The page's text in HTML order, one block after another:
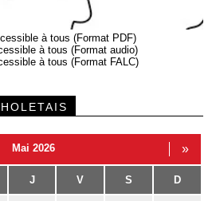
à tous (Format PDF)
à tous (Format audio)
à tous (Format FALC)
Mai 2026 »
J V S D